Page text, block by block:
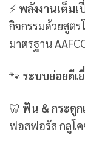
⚡ พลังงานเต็มเ
กิจกรรมด้วยสูต
มาตรฐาน
🐾 ระบบย่อยดีเ
🦷 ฟัน & กระดู
ฟอสฟอรัส กลูโ